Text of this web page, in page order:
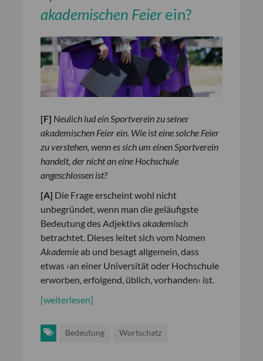
akademischen Feierein?
[F] Neulich lud ein Sportverein zu seiner
akademischen Feier ein. Wie ist eine solche Feier
zu verstehen, wenn es sich um einen Sportverein
handelt, der nicht an eine Hochschule
angeschlossen ist?
[A] Die Frage erscheint wohl nicht
unbegründet, wenn man die geläufigste
Bedeutung des Adjektivsakademisch
betrachtet. Dieses leitet sich vom Nomen
Akademieab und besagt allgemein, dass
etwas ›an einer Universität oder Hochschule
erworben, erfolgend, üblich, vorhanden‹ ist.
[weiterlesen]
Bedeutung Wortschatz